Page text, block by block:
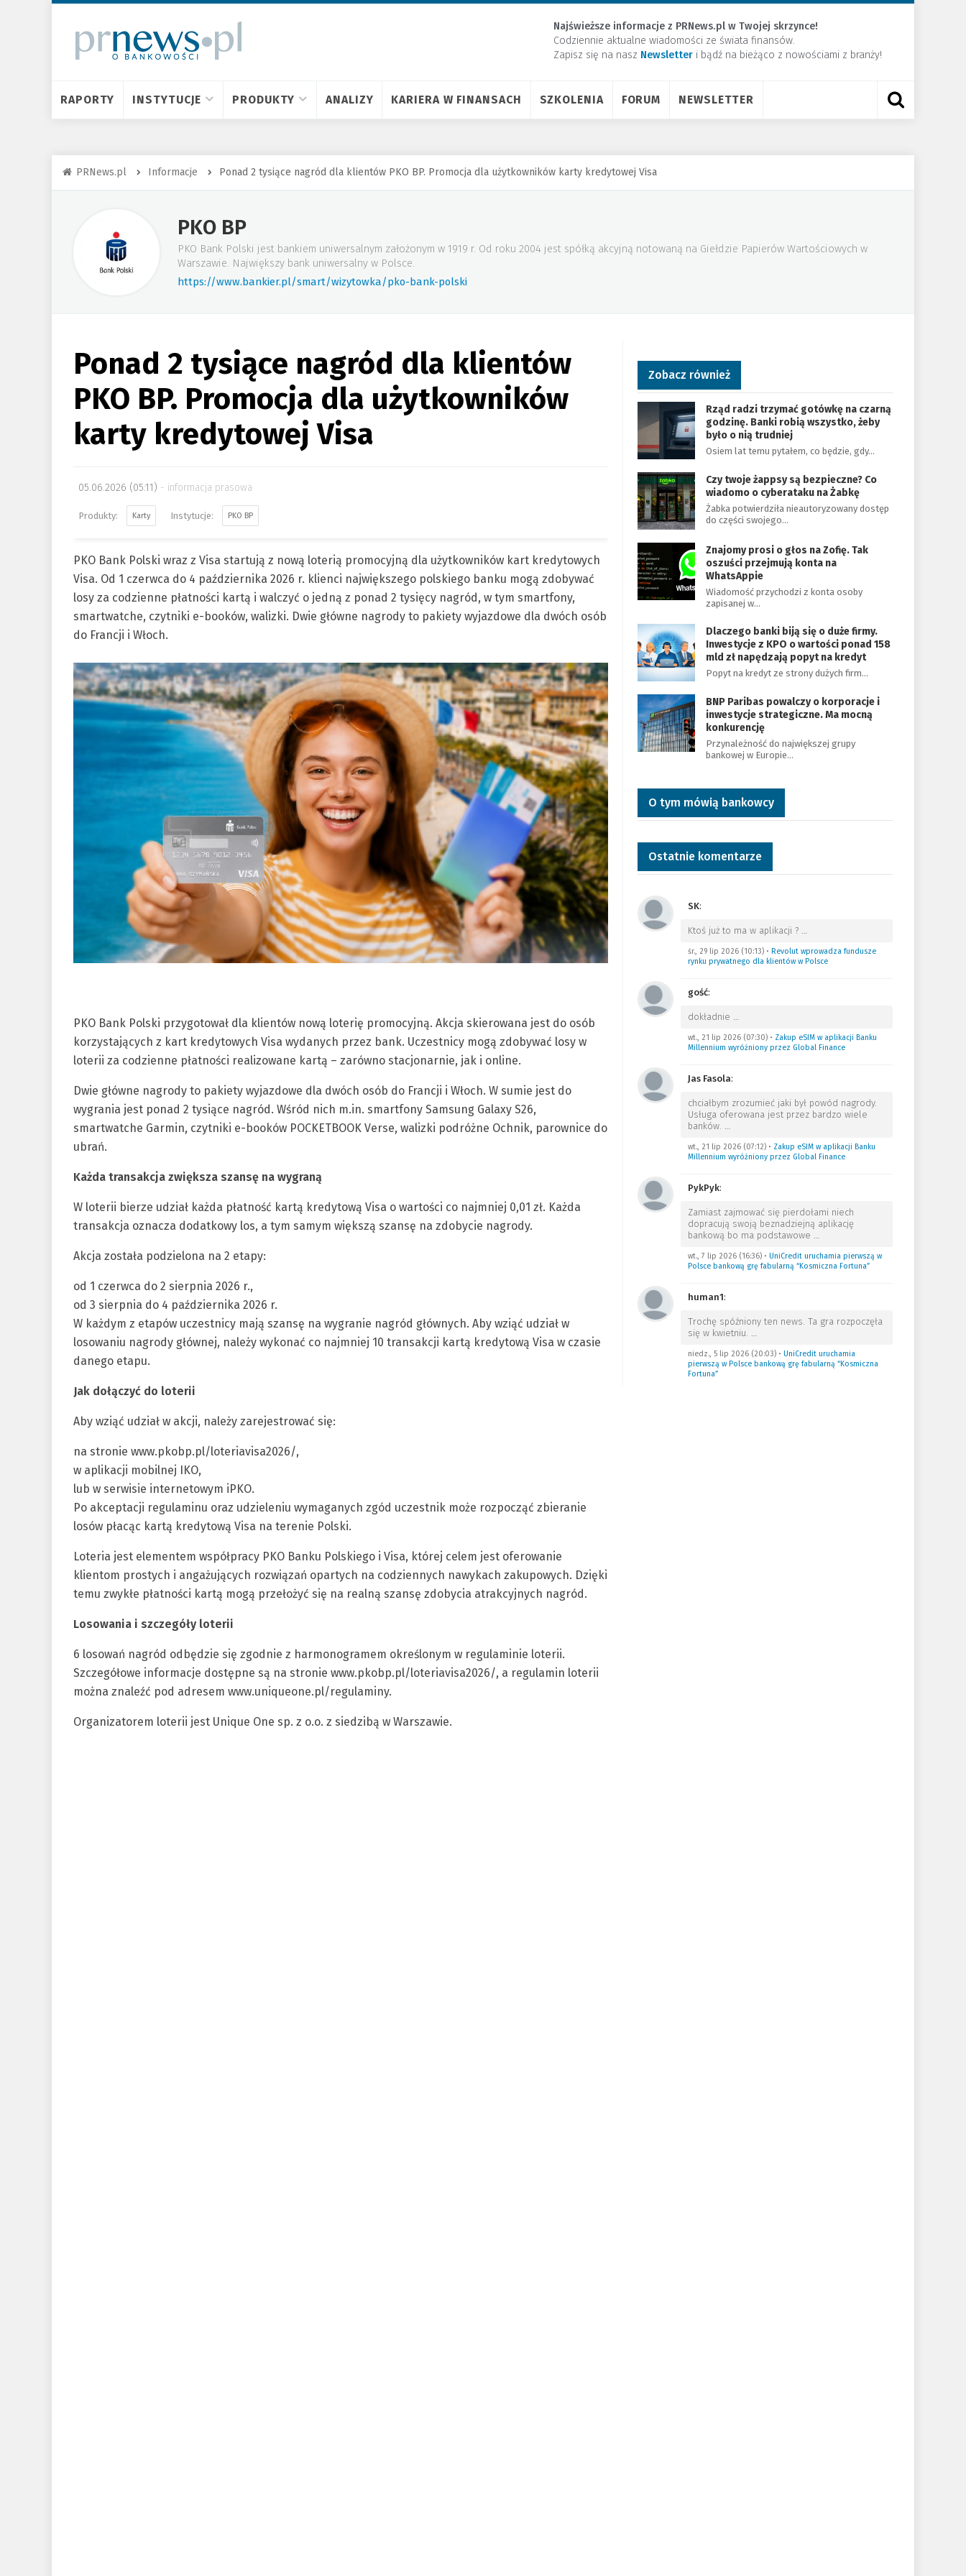
Najświeższe informacje z PRNews.pl w Twojej skrzynce!
Codziennie aktualne wiadomości ze świata finansów.
Zapisz się na nasz Newsletter ​i bądź na bieżąco z nowościami z branży!
RAPORTY INSTYTUCJE PRODUKTY ANALIZY KARIERA W FINANSACH SZKOLENIA FORUM NEWSLETTER
PRNews.pl Informacje Ponad 2 tysiące nagród dla klientów PKO BP. Promocja dla użytkowników karty kredytowej Visa
PKO BP
PKO Bank Polski jest bankiem uniwersalnym założonym w 1919 r. Od roku 2004 jest spółką akcyjną notowaną na Giełdzie Papierów Wartościowych w
Warszawie. Największy bank uniwersalny w Polsce.
https://www.bankier.pl/smart/wizytowka/pko-bank-polski
Ponad 2 tysiące nagród dla klientów
PKO BP. Promocja dla użytkowników
karty kredytowej Visa
05.06.2026 (05:11) informacja prasowa
Karty PKO BP
PKO Bank Polski wraz z Visa startują z nową loterią promocyjną dla użytkowników kart kredytowych
Visa. Od 1 czerwca do 4 października 2026 r. klienci największego polskiego banku mogą zdobywać
losy za codzienne płatności kartą i walczyć o jedną z ponad 2 tysięcy nagród, w tym smartfony,
smartwatche, czytniki e-booków, walizki. Dwie główne nagrody to pakiety wyjazdowe dla dwóch osób
do Francji i Włoch.
PKO Bank Polski przygotował dla klientów nową loterię promocyjną. Akcja skierowana jest do osób
korzystających z kart kredytowych Visa wydanych przez bank. Uczestnicy mogą zdobywać losy w
loterii za codzienne płatności realizowane kartą – zarówno stacjonarnie, jak i online.
Dwie główne nagrody to pakiety wyjazdowe dla dwóch osób do Francji i Włoch. W sumie jest do
wygrania jest ponad 2 tysiące nagród. Wśród nich m.in. smartfony Samsung Galaxy S26,
smartwatche Garmin, czytniki e-booków POCKETBOOK Verse, walizki podróżne Ochnik, parownice do
ubrań.
Każda transakcja zwiększa szansę na wygraną
W loterii bierze udział każda płatność kartą kredytową Visa o wartości co najmniej 0,01 zł. Każda
transakcja oznacza dodatkowy los, a tym samym większą szansę na zdobycie nagrody.
Akcja została podzielona na 2 etapy:
od 1 czerwca do 2 sierpnia 2026 r.,
od 3 sierpnia do 4 października 2026 r.
W każdym z etapów uczestnicy mają szansę na wygranie nagród głównych. Aby wziąć udział w
losowaniu nagrody głównej, należy wykonać co najmniej 10 transakcji kartą kredytową Visa w czasie
danego etapu.
Jak dołączyć do loterii
Aby wziąć udział w akcji, należy zarejestrować się:
na stronie www.pkobp.pl/loteriavisa2026/,
w aplikacji mobilnej IKO,
lub w serwisie internetowym iPKO.
Po akceptacji regulaminu oraz udzieleniu wymaganych zgód uczestnik może rozpocząć zbieranie
losów płacąc kartą kredytową Visa na terenie Polski.
Loteria jest elementem współpracy PKO Banku Polskiego i Visa, której celem jest oferowanie
klientom prostych i angażujących rozwiązań opartych na codziennych nawykach zakupowych. Dzięki
temu zwykłe płatności kartą mogą przełożyć się na realną szansę zdobycia atrakcyjnych nagród.
Losowania i szczegóły loterii
6 losowań nagród odbędzie się zgodnie z harmonogramem określonym w regulaminie loterii.
Szczegółowe informacje dostępne są na stronie www.pkobp.pl/loteriavisa2026/, a regulamin loterii
można znaleźć pod adresem www.uniqueone.pl/regulaminy.
Organizatorem loterii jest Unique One sp. z o.o. z siedzibą w Warszawie.
Zobacz również
Rząd radzi trzymać gotówkę na czarną
godzinę. Banki robią wszystko, żeby
było o nią trudniej
Osiem lat temu pytałem, co będzie, gdy…
Czy twoje żappsy są bezpieczne? Co
wiadomo o cyberataku na Żabkę
Żabka potwierdziła nieautoryzowany dostęp
do części swojego…
Znajomy prosi o głos na Zofię. Tak
oszuści przejmują konta na
WhatsAppie
Wiadomość przychodzi z konta osoby
zapisanej w…
Dlaczego banki biją się o duże firmy.
Inwestycje z KPO o wartości ponad 158
mld zł napędzają popyt na kredyt
Popyt na kredyt ze strony dużych firm…
BNP Paribas powalczy o korporacje i
inwestycje strategiczne. Ma mocną
konkurencję
Przynależność do największej grupy
bankowej w Europie…
O tym mówią bankowcy
Ostatnie komentarze
SK:
Ktoś już to ma w aplikacji ? …
śr., 29 lip 2026 (10:13)• Revolut wprowadza fundusze
rynku prywatnego dla klientów w Polsce
gość:
dokładnie …
wt., 21 lip 2026 (07:30)• Zakup eSIM w aplikacji Banku
Millennium wyróżniony przez Global Finance
Jas Fasola:
chciałbym zrozumieć jaki był powód nagrody.
Usługa oferowana jest przez bardzo wiele
banków. …
wt., 21 lip 2026 (07:12)• Zakup eSIM w aplikacji Banku
Millennium wyróżniony przez Global Finance
PykPyk:
Zamiast zajmować się pierdołami niech
dopracują swoją beznadziejną aplikację
bankową bo ma podstawowe …
wt., 7 lip 2026 (16:36)• UniCredit uruchamia pierwszą w
Polsce bankową grę fabularną “Kosmiczna Fortuna”
human1:
Trochę spóźniony ten news. Ta gra rozpoczęła
się w kwietniu. …
niedz., 5 lip 2026 (20:03)• UniCredit uruchamia
pierwszą w Polsce bankową grę fabularną “Kosmiczna
Fortuna”